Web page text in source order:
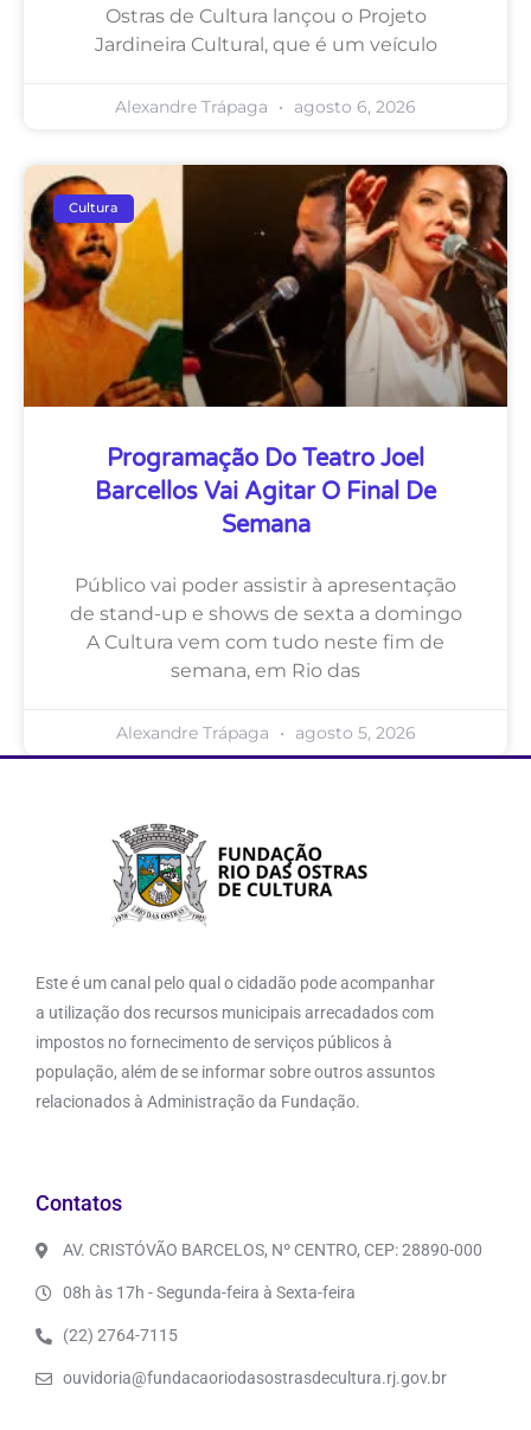
Ostras de Cultura lançou o Projeto
Jardineira Cultural, que é um veículo
Alexandre Trápaga agosto 6, 2026
Cultura
Programação Do Teatro Joel
Barcellos Vai Agitar O Final De
Semana
Público vai poder assistir à apresentação
de stand-up e shows de sexta a domingo
A Cultura vem com tudo neste fim de
semana, em Rio das
Alexandre Trápaga agosto 5, 2026
Este é um canal pelo qual o cidadão pode acompanhar
a utilização dos recursos municipais arrecadados com
impostos no fornecimento de serviços públicos à
população, além de se informar sobre outros assuntos
relacionados à Administração da Fundação.
Contatos
AV. CRISTÓVÃO BARCELOS, Nº CENTRO, CEP: 28890-000
08h às 17h - Segunda-feira à Sexta-feira
(22) 2764-7115
ouvidoria@fundacaoriodasostrasdecultura.rj.gov.br